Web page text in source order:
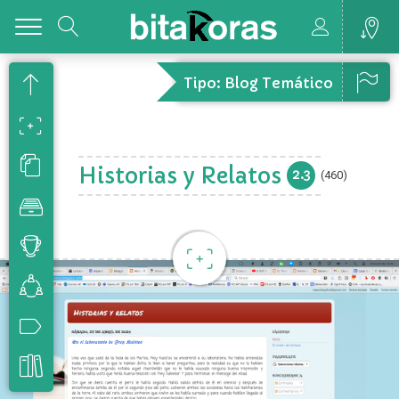
Tipo: Blog Temático
Historias y Relatos 2.3 (460)